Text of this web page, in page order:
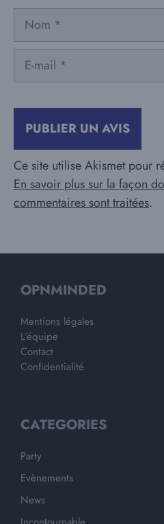
Nom
mail
Ce site utilise Akismet pour
En savoir plus sur la façon
commentaires sont traitées.
OPNMINDED
Mentions légales
L'équipe
Contact
Confidentialité
CATEGORIES
Party
Evènements
News